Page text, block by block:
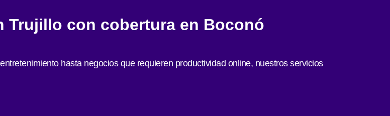
Trujillo con cobertura en Boconó
hasta negocios que requieren productividad online, nuestros servicios